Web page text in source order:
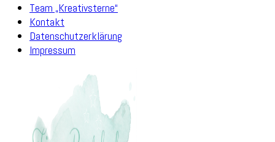
Team „Kreativsterne“
Kontakt
Datenschutzerklärung
Impressum